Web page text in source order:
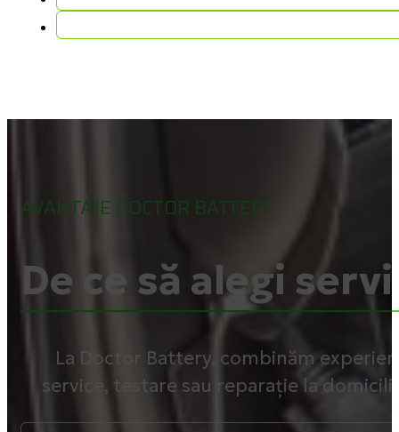
AVANTAJE DOCTOR BATTERY
De ce să alegi
La Doctor Battery, combinăm
service, testare sau reparație la